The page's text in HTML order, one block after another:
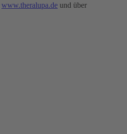
www.theralupa.de und über